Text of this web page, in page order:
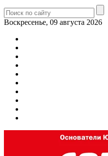
Воскресенье, 09 августа 2026